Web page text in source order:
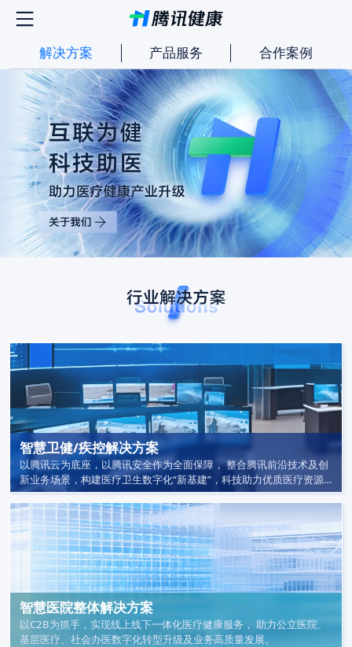
解决方案 产品服务 合作案例
智慧卫健/疾控解决方案
以腾讯云为底座，以腾讯安全作为全面保障， 整合腾讯前沿技术及创
新业务场景，构建医疗卫生数字化“新基建”，科技助力优质医疗资源
扩容和均衡布局。
智慧医院整体解决方案
以C2B为抓手，实现线上线下一体化医疗健康服务， 助力公立医院、
基层医疗、社会办医数字化转型升级及业务高质量发展。